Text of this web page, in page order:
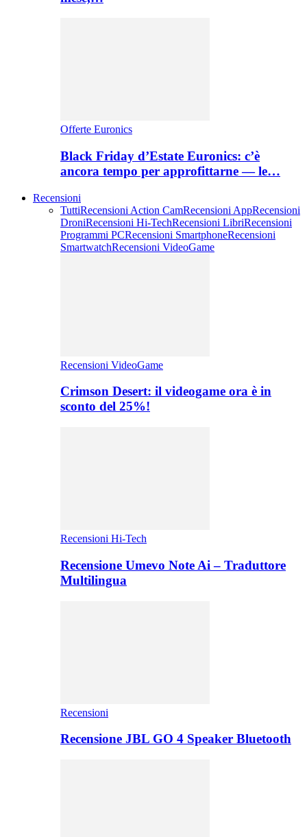
Offerte Euronics
Black Friday d’Estate Euronics: c’è
ancora tempo per approfittarne — le…
Recensioni
TuttiRecensioni Action CamRecensioni AppRecensioni
DroniRecensioni Hi-TechRecensioni LibriRecensioni
Programmi PCRecensioni SmartphoneRecensioni
SmartwatchRecensioni VideoGame
Recensioni VideoGame
Crimson Desert: il videogame ora è in
sconto del 25%!
Recensioni Hi-Tech
Recensione Umevo Note Ai – Traduttore
Multilingua
Recensioni
Recensione JBL GO 4 Speaker Bluetooth